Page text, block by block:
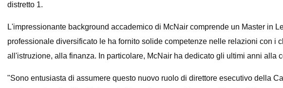
distretto 1.
L'impressionante background accademico di McNair comprende un Master in
professionale diversificato le ha fornito solide competenze nelle relazioni con
all'istruzione, alla finanza. In particolare, McNair ha dedicato gli ultimi anni
"Sono entusiasta di assumere questo nuovo ruolo di direttore esecutivo della